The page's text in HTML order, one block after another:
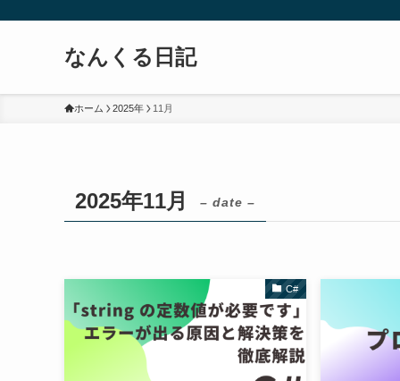
なんくる日記
ホーム 2025年 11月
2025年11月 – date –
C#